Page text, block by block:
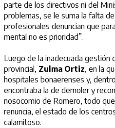
parte de los directivos ni del
problemas, se le suma la falta
profesionales denuncian que
mental no es prioridad”.
Luego de la inadecuada gestión
provincial, Zulma Ortiz, en la
hospitales bonaerenses y,
encontraba la de demoler y
nosocomio de Romero, todo
renuncia, el estado de los
calamitoso.